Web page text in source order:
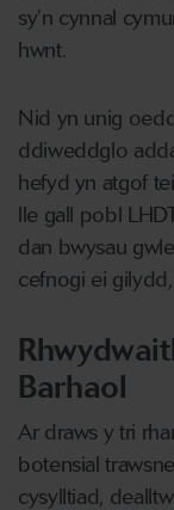
sy’n cynnal
hwnt.
Nid yn unig
ddiweddglo
hefyd yn atgof
lle gall pobl
dan bwysau
cefnogi ei
Barhaol
Ar draws y tri
botensial
cysylltiad,